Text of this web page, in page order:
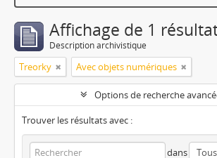
Affichage de 1
Description archivistique
Treorky Avec objets numériques
Options de recherche
Trouver les résultats avec :
dans